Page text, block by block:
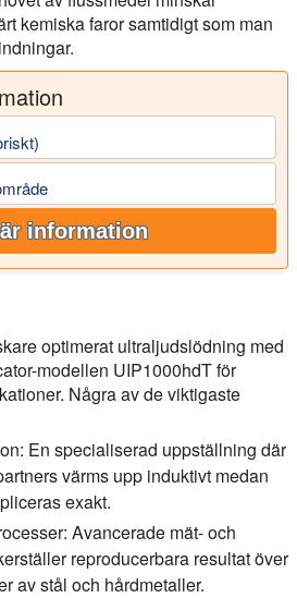
kemiska faror samtidigt som man
information
optimerat ultraljudslödning med
modellen UIP1000hdT för
Några av de viktigaste
En specialiserad uppställning där
värms upp induktivt medan
exakt.
Avancerade mät- och
reproducerbara resultat över
av stål och hårdmetaller.